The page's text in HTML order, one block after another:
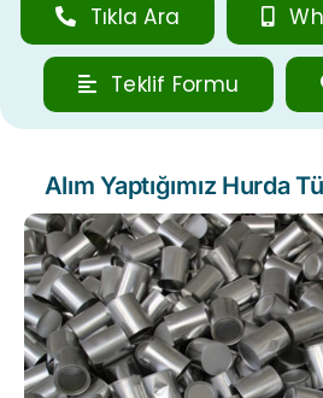
Tıkla Ara
Teklif Formu
Alım Yaptığımız Hurda